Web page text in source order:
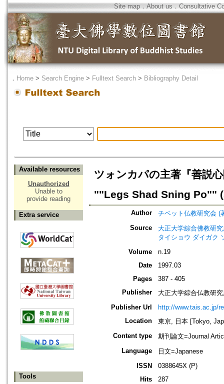
Site map．About us ． Consultative
． Home > Search Engine > Fulltext Search > Bibliography Detail
Available resources
Unauthorized
Unable to
provide reading
Extra service
Tools
ツォンカパの主著『善説
""Legs Shad Sning Po""
Author
チベット仏教研究会 (
Source
大正大学綜合佛教研
タイショウ ダイガク
Volume
n.19
Date
1997.03
Pages
387 - 405
Publisher
大正大学綜合仏教研
Publisher Url
http://www.tais.ac.jp/
Location
東京, 日本 [Tokyo,
Content type
期刊論文=Journal
Language
日文=Japanese
ISSN
0388645X (P)
Hits
287